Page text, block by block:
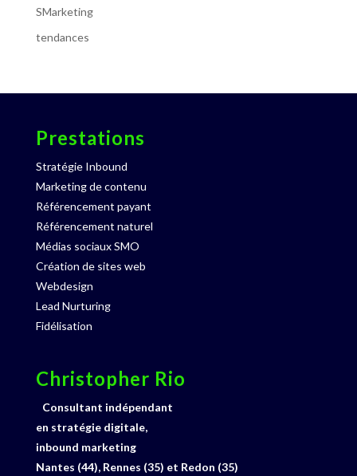
SMarketing
tendances
Prestations
Stratégie Inbound
Marketing de contenu
Référencement payant
Référencement naturel
Médias sociaux SMO
Création de sites web
Webdesign
Lead Nurturing
Fidélisation
Christopher Rio
Consultant indépendant
en stratégie digitale,
inbound marketing
Nantes (44), Rennes (35) et Redon (35)